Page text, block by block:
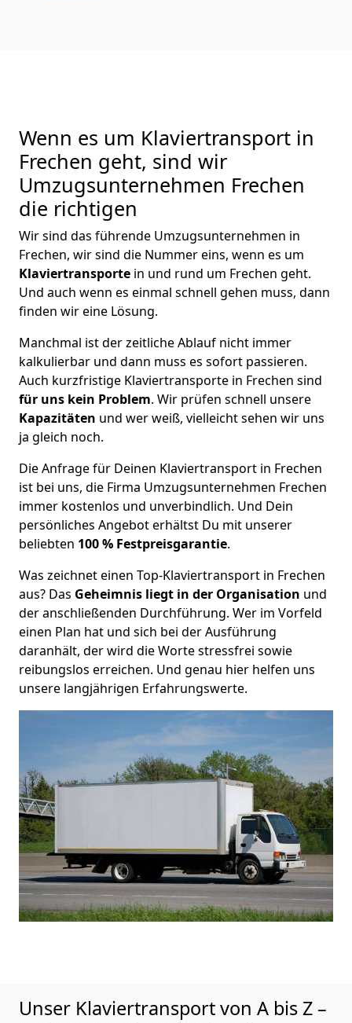
Wenn es um Klaviertransport in
Frechen geht, sind wir
Umzugsunternehmen Frechen
die richtigen
Wir sind das führende Umzugsunternehmen in
Frechen, wir sind die Nummer eins, wenn es um
Klaviertransporte in und rund um Frechen geht.
Und auch wenn es einmal schnell gehen muss, dann
finden wir eine Lösung.
Manchmal ist der zeitliche Ablauf nicht immer
kalkulierbar und dann muss es sofort passieren.
Auch kurzfristige Klaviertransporte in Frechen sind
für uns kein Problem. Wir prüfen schnell unsere
Kapazitäten und wer weiß, vielleicht sehen wir uns
ja gleich noch.
Die Anfrage für Deinen Klaviertransport in Frechen
ist bei uns, die Firma Umzugsunternehmen Frechen
immer kostenlos und unverbindlich. Und Dein
persönliches Angebot erhältst Du mit unserer
beliebten 100 % Festpreisgarantie.
Was zeichnet einen Top-Klaviertransport in Frechen
aus? Das Geheimnis liegt in der Organisation und
der anschließenden Durchführung. Wer im Vorfeld
einen Plan hat und sich bei der Ausführung
daranhält, der wird die Worte stressfrei sowie
reibungslos erreichen. Und genau hier helfen uns
unsere langjährigen Erfahrungswerte.
Unser Klaviertransport von A bis Z –